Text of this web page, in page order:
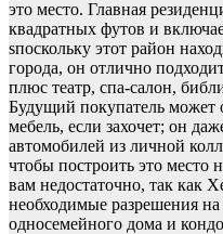
это место. Главная
квадратных футов и
sпоскольку этот район
города, он отлично
плюс театр, спа-салон,
Будущий покупатель
мебель, если захочет; он
автомобилей из личной
чтобы построить это место
вам недостаточно, так как
необходимые разрешения на
односемейного дома и